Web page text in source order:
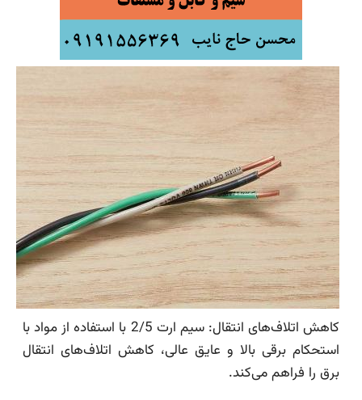
کاهش اتلاف‌های انتقال: سیم ارت 2/5 با استفاده از مواد با
استحکام برقی بالا و عایق عالی، کاهش اتلاف‌های انتقال
برق را فراهم می‌کند.